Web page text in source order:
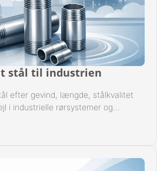
stål til industrien
efter gevind, længde, stålkvalitet
i industrielle rørsystemer og